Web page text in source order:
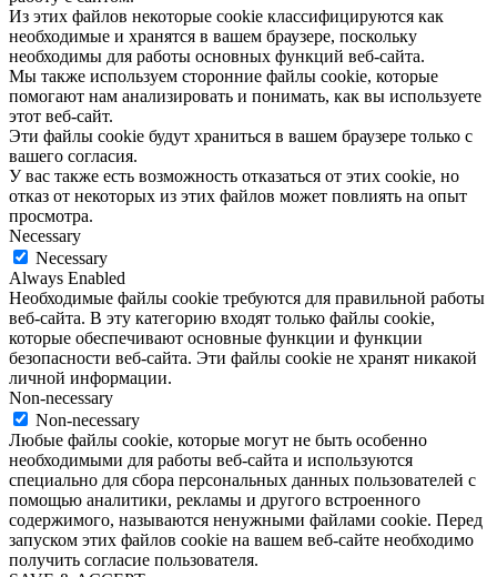
Из этих файлов некоторые cookie классифицируются как
необходимые и хранятся в вашем браузере, поскольку
необходимы для работы основных функций веб-сайта.
Мы также используем сторонние файлы cookie, которые
помогают нам анализировать и понимать, как вы используете
этот веб-сайт.
Эти файлы cookie будут храниться в вашем браузере только с
вашего согласия.
У вас также есть возможность отказаться от этих cookie, но
отказ от некоторых из этих файлов может повлиять на опыт
просмотра.
Necessary
Necessary
Always Enabled
Необходимые файлы cookie требуются для правильной работы
веб-сайта. В эту категорию входят только файлы cookie,
которые обеспечивают основные функции и функции
безопасности веб-сайта. Эти файлы cookie не хранят никакой
личной информации.
Non-necessary
Non-necessary
Любые файлы cookie, которые могут не быть особенно
необходимыми для работы веб-сайта и используются
специально для сбора персональных данных пользователей с
помощью аналитики, рекламы и другого встроенного
содержимого, называются ненужными файлами cookie. Перед
запуском этих файлов cookie на вашем веб-сайте необходимо
получить согласие пользователя.